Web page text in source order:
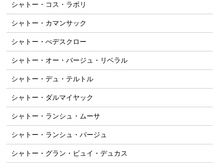
シャトー・コス・ラボリ
シャトー・カマンサック
シャトー・ぺデスクロー
シャトー・オー・バージュ・リベラル
シャトー・デュ・テルトル
シャトー・ダルマイヤック
シャトー・ランシュ・ムーサ
シャトー・ランシュ・バージュ
シャトー・グラン・ピュイ・デュカス